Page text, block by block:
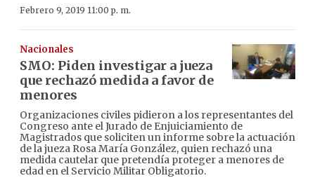
Febrero 9, 2019 11:00 p. m.
Nacionales
SMO: Piden investigar a jueza
que rechazó medida a favor de
menores
Organizaciones civiles pidieron a los representantes del
Congreso ante el Jurado de Enjuiciamiento de
Magistrados que soliciten un informe sobre la actuación
de la jueza Rosa María González, quien rechazó una
medida cautelar que pretendía proteger a menores de
edad en el Servicio Militar Obligatorio.